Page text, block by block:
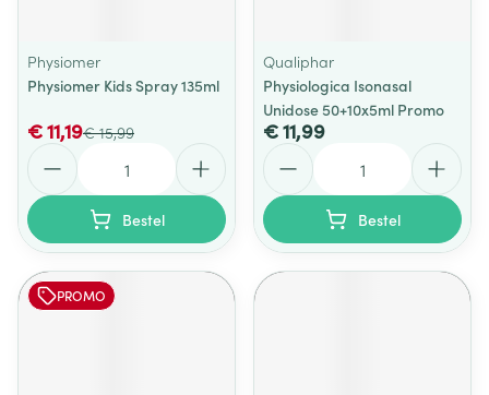
Physiomer
Physiomer Kids Spray 135ml
€ 15,99
€ 11,19
Bestel
Qualiphar
Physiologica Isonasal
Unidose 50+10x5ml Promo
€ 11,99
Bestel
PROMO